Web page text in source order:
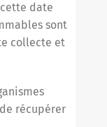
date
sont
collecte et
récupérer